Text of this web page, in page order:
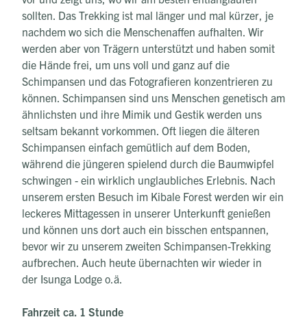
sollten. Das Trekking ist mal länger und mal kürzer, je
nachdem wo sich die Menschenaffen aufhalten. Wir
werden aber von Trägern unterstützt und haben somit
die Hände frei, um uns voll und ganz auf die
Schimpansen und das Fotografieren konzentrieren zu
können. Schimpansen sind uns Menschen genetisch am
ähnlichsten und ihre Mimik und Gestik werden uns
seltsam bekannt vorkommen. Oft liegen die älteren
Schimpansen einfach gemütlich auf dem Boden,
während die jüngeren spielend durch die Baumwipfel
schwingen - ein wirklich unglaubliches Erlebnis. Nach
unserem ersten Besuch im Kibale Forest werden wir ein
leckeres Mittagessen in unserer Unterkunft genießen
und können uns dort auch ein bisschen entspannen,
bevor wir zu unserem zweiten Schimpansen-Trekking
aufbrechen. Auch heute übernachten wir wieder in
der Isunga Lodge o.ä.
Fahrzeit ca. 1 Stunde